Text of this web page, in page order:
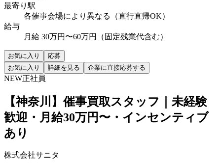
最寄り駅
各催事会場により異なる（直行直帰OK）
給与
月給 30万円〜60万円（固定残業代含む）
お気に入り
応募
お気に入り
詳細を見る 企業に直接応募する
NEW正社員
【神奈川】催事買取スタッフ｜未経験
歓迎・月給30万円〜・インセンティブ
あり
株式会社サニタ